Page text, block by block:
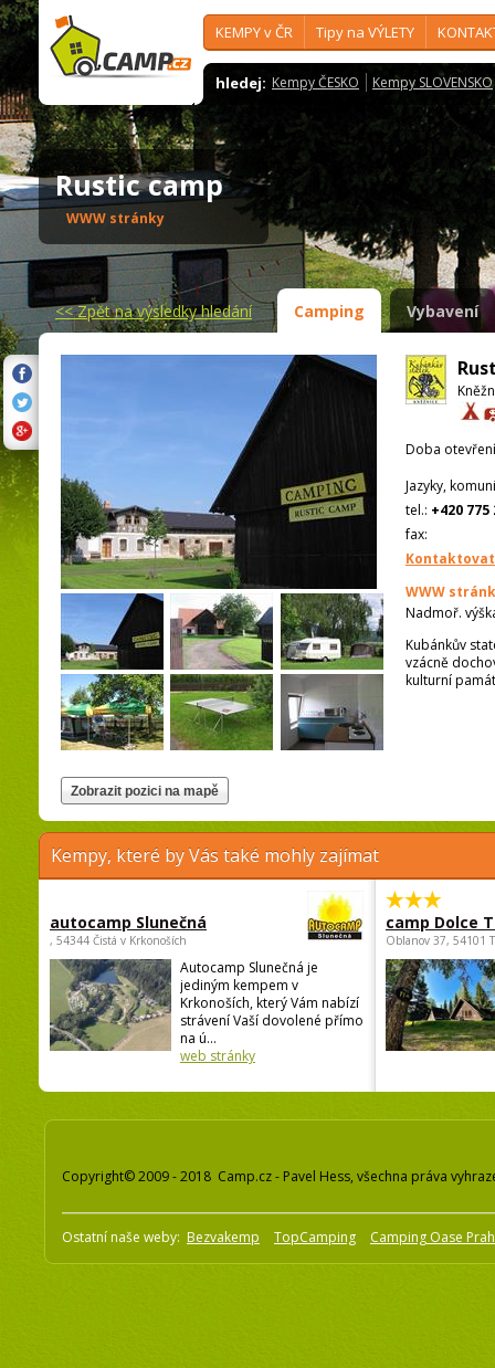
KEMPY v ČR Tipy na VÝLETY
hledej: Kempy ČESKO Kempy SLOVENSKO
Rustic camp
WWW stránky
<<Zpět na výsledky hledání Camping Vybavení
Doba
Jazyky,
tel.: +420 775
fax:
WWW
Nadmoř.
Kubánkův
vzácně
kulturní
Kempy, které by Vás také mohly zajímat
autocamp Slunečná
, 54344 Čistá v Krkonoších
Autocamp Slunečná je
jediným kempem v
Krkonoších, který Vám nabízí
strávení Vaší dovolené přímo
na ú...
web stránky
camp Dolce
Oblanov 37, 54101
Copyright© 2009 - 2018 Camp.cz - Pavel Hess, všechna práva
Ostatní naše weby: Bezvakemp TopCamping Camping Oase